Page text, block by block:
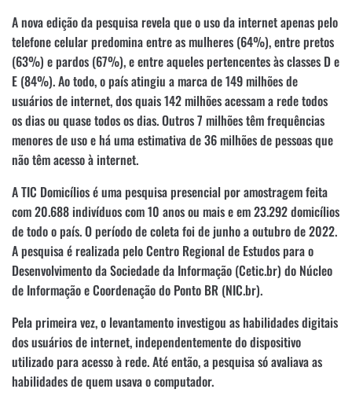
A nova edição da pesquisa revela que o uso da internet apenas pelo
telefone celular predomina entre as mulheres (64%), entre pretos
(63%) e pardos (67%), e entre aqueles pertencentes às classes D e
E (84%). Ao todo, o país atingiu a marca de 149 milhões de
usuários de internet, dos quais 142 milhões acessam a rede todos
os dias ou quase todos os dias. Outros 7 milhões têm frequências
menores de uso e há uma estimativa de 36 milhões de pessoas que
não têm acesso à internet.
A TIC Domicílios é uma pesquisa presencial por amostragem feita
com 20.688 indivíduos com 10 anos ou mais e em 23.292 domicílios
de todo o país. O período de coleta foi de junho a outubro de 2022.
A pesquisa é realizada pelo Centro Regional de Estudos para o
Desenvolvimento da Sociedade da Informação (Cetic.br) do Núcleo
de Informação e Coordenação do Ponto BR (NIC.br).
Pela primeira vez, o levantamento investigou as habilidades digitais
dos usuários de internet, independentemente do dispositivo
utilizado para acesso à rede. Até então, a pesquisa só avaliava as
habilidades de quem usava o computador.